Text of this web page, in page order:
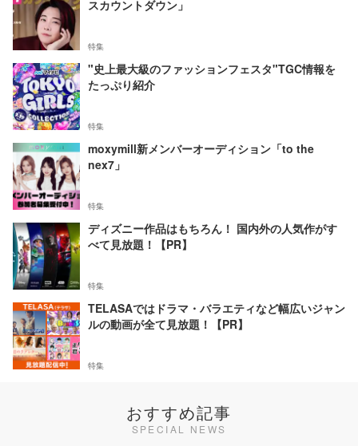
スカウントダウン」
特集
"史上最大級のファッションフェスタ"TGC情報を
たっぷり紹介
特集
moxymill新メンバーオーディション「to the
nex7」
特集
ディズニー作品はもちろん！ 国内外の人気作がす
べて見放題！【PR】
特集
TELASAではドラマ・バラエティなど幅広いジャン
ルの動画が全て見放題！【PR】
特集
おすすめ記事
SPECIAL NEWS